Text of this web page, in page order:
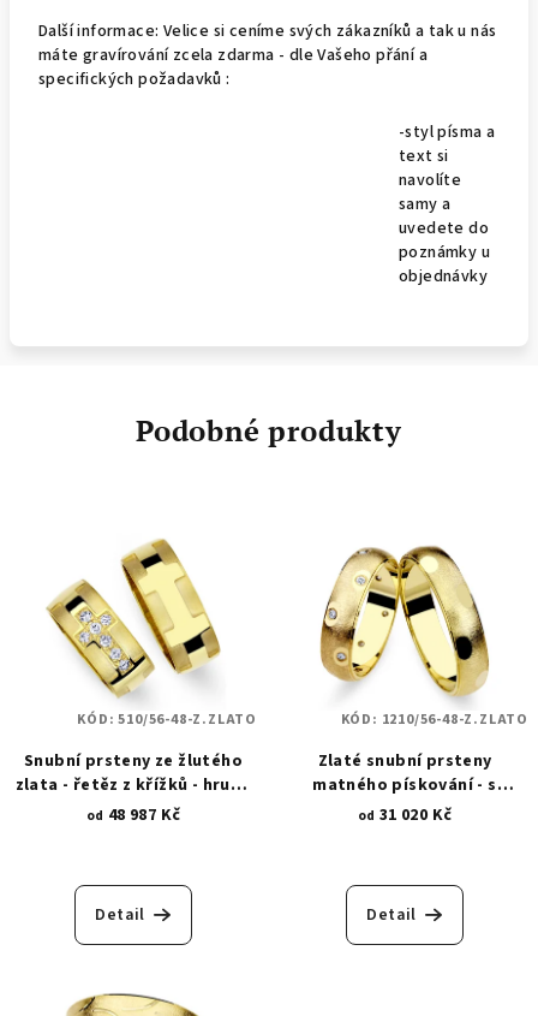
Další informace: Velice si ceníme svých zákazníků a tak u nás
máte gravírování zcela zdarma - dle Vašeho přání a
specifických požadavků :
-styl písma a
text si
navolíte
samy a
uvedete do
poznámky u
objednávky
Podobné produkty
Snubní prsteny ze žlutého
zlata - řetěz z křížků - hrubé
pískování a hladký lesk 510
od 48 987 Kč
Detail
KÓD:510/56-48-Z.ZLATO
Zlaté snubní prsteny
matného pískování - s
lesklými puntíky a zirkony
od 31 020 Kč
Detail
KÓD: 1210/56-48-Z.ZLATO